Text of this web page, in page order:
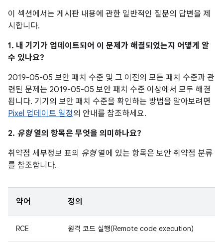
이 섹션에서는 게시판 내용에 관한 일반적인 질문의 답변을 제
시합니다.
1. 내 기기가 업데이트되어 이 문제가 해결되었는지 어떻게 알
수 있나요?
2019-05-05 보안 패치 수준 및 그 이전의 모든 패치 수준과 관
련된 문제는 2019-05-05 보안 패치 수준 이상에서 모두 해결
됩니다. 기기의 보안 패치 수준을 확인하는 방법을 알아보려면
Pixel 업데이트 일정의 안내를 참조하세요.
2. 유형열의 항목은 무엇을 의미하나요?
취약점 세부정보 표의 유형열에 있는 항목은 보안 취약점 분류
를 참조합니다.
약어 정의
RCE 원격 코드 실행(Remote code execution)